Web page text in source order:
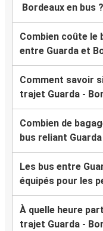
Bordeaux en bus ?
Combien coûte le
entre Guarda et
Comment savoir
trajet Guarda -
Combien de
bus reliant
Les bus entre
équipés pour les
À quelle heure
trajet Guarda -